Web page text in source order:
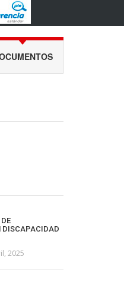
DISCAPACIDAD
2025